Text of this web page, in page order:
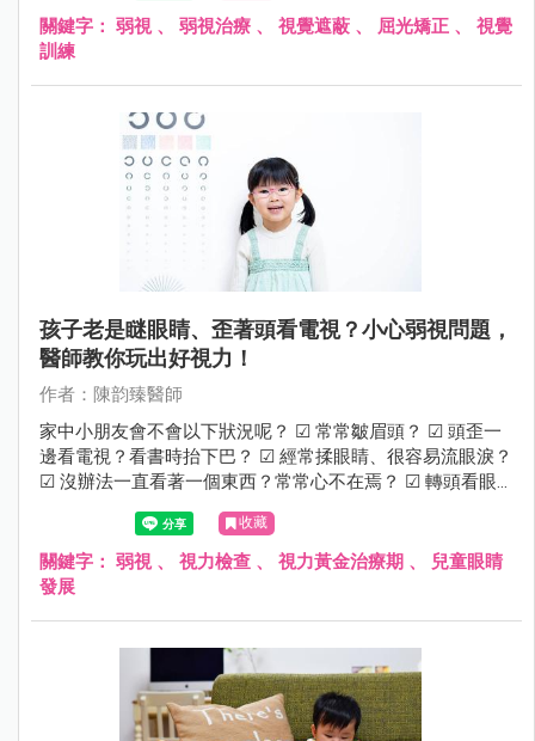
關鍵字： 弱視 、 弱視治療 、 視覺遮蔽 、 屈光矯正 、 視覺
訓練
孩子老是瞇眼睛、歪著頭看電視？小心弱視問題，
醫師教你玩出好視力！
作者：陳韵臻醫師
家中小朋友會不會以下狀況呢？ ☑ 常常皺眉頭？ ☑ 頭歪一
邊看電視？看書時抬下巴？ ☑ 經常揉眼睛、很容易流眼淚？
☑ 沒辦法一直看著一個東西？常常心不在焉？ ☑ 轉頭看眼
前的東西？ 若有這些狀況建議進一步檢查，需留意是否有弱
視的可能性。
收藏
關鍵字： 弱視 、 視力檢查 、 視力黃金治療期 、
兒童眼睛
發展